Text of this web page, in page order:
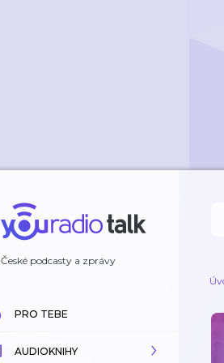
České podcasty a zprávy
PRO TEBE
AUDIOKNIHY